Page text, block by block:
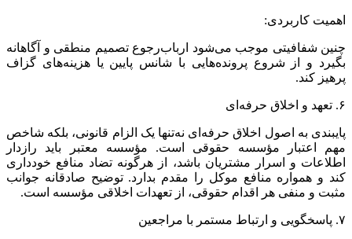
اهمیت کاربردی:
چنین شفافیتی موجب می‌شود ارباب‌رجوع تصمیم منطقی و آگاهانه
بگیرد و از شروع پرونده‌هایی با شانس پایین یا هزینه‌های گزاف
پرهیز کند.
۶. تعهد و اخلاق حرفه‌ای
پایبندی به اصول اخلاق حرفه‌ای نه‌تنها یک الزام قانونی، بلکه شاخص
مهم اعتبار مؤسسه حقوقی است. مؤسسه معتبر باید رازدار
اطلاعات و اسرار مشتریان باشد، از هرگونه تضاد منافع خودداری
کند و همواره منافع موکل را مقدم بدارد. توضیح صادقانه جوانب
مثبت و منفی هر اقدام حقوقی، از تعهدات اخلاقی مؤسسه است.
۷. پاسخگویی و ارتباط مستمر با مراجعین